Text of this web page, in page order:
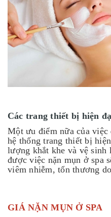
Các trang thiết bị hiện
Một ưu điểm nữa của
hệ thống trang thiết bị
lượng khắt khe và vệ sinh
được việc nặn mụn ở spa
viêm nhiễm, tổn thương
GIÁ NẶN MỤN Ở SPA